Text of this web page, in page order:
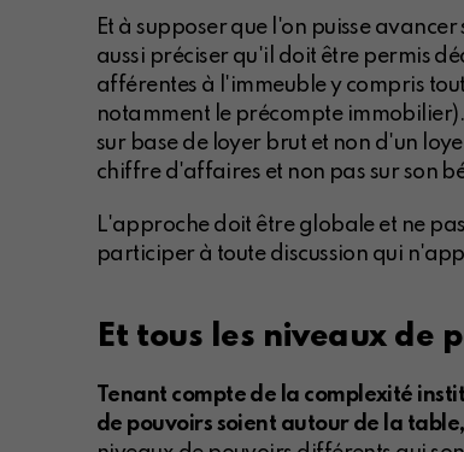
Et à supposer que l'on puisse
aussi préciser qu'il doit être permis
afférentes à l'immeuble y compris
notamment le précompte
sur base de loyer brut et non d'un
chiffre d'affaires et non pas sur son
L'approche doit être globale et ne
participer à toute discussion qui
Et tous les niveaux de
Tenant compte de la complexité
de pouvoirs soient autour de la table,